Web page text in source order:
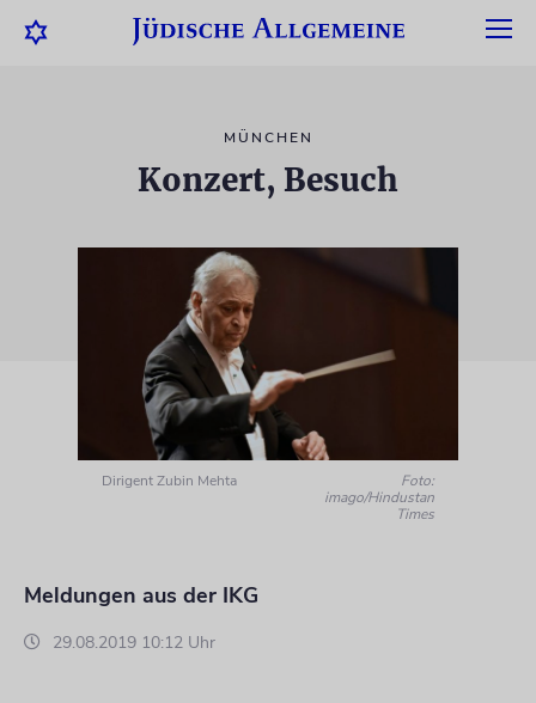
MÜNCHEN
Konzert, Besuch
Dirigent Zubin Mehta
Foto:
imago/Hindustan
Times
Meldungen aus der IKG
29.08.2019 10:12 Uhr